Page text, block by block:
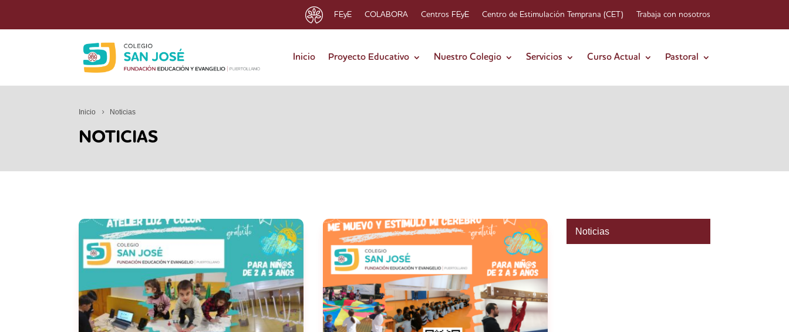
FEyE COLABORA Centros FEyE Centro de Estimulación Temprana (CET) Trabaja con nosotros
Inicio Proyecto Educativo Nuestro Colegio Servicios Curso Actual Pastoral
Inicio Noticias
NOTICIAS
Noticias